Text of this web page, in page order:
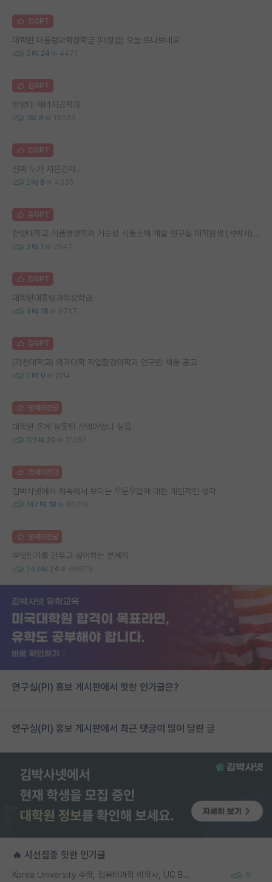
김GPT
대학원 대통령과학장학금 (대장금) 오늘 뜨나보네요
0 24 4471
김GPT
한양대 에너지공학과
1 8 13233
김GPT
진짜 누가 지은건지..
2 6 4335
김GPT
한양대학교 식품영양학과 기능성 식품소재 개발 연구실 대학원생 (석박사), 연구원(혹은 연구원 보조)분 모집
3 1 2947
김GPT
대학원대통령과학장학금
4 18 9747
김GPT
(가천대학교) 의과대학 직업환경의학과 연구원 채용 공고
0 0 2114
명예의전당
대학원 온게 잘못된 선택이었나 싶음
121 20 31351
명예의전당
김박사넷에서 계속해서 보이는 우문우답에 대한 개인적인 생각
147 18 66710
명예의전당
무엇인가를 관두고 싶어하는 분에게
243 24 69879
연구실(PI) 홍보 게시판에서 핫한 인기글은?
연구실(PI) 홍보 게시판에서 최근 댓글이 많이 달린 글
🔥 시선집중 핫한 인기글
Korea University 수학, 컴퓨터과학 이학사, UC Berkeley 산업공학 대학원 공학박사가 되는 것은 쉽지 않겠죠? 9